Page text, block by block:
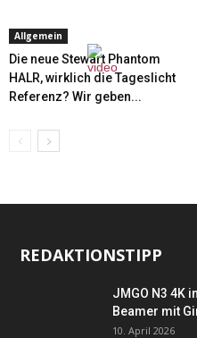
Allgemein
Die neue Stewart Phantom
HALR, wirklich die Tageslicht
Referenz? Wir geben...
REDAKTIONSTIPP
JMGO N3 4K
Beamer mit
10. April 2026